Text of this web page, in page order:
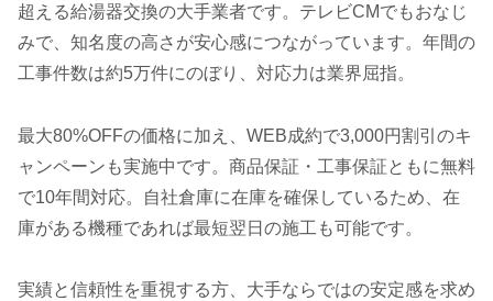
超える給湯器交換の大手業者です。テレビCMでもおなじ
みで、知名度の高さが安心感につながっています。年間の
工事件数は約5万件にのぼり、対応力は業界屈指。
最大80%OFFの価格に加え、WEB成約で3,000円割引のキ
ャンペーンも実施中です。商品保証・工事保証ともに無料
で10年間対応。自社倉庫に在庫を確保しているため、在
庫がある機種であれば最短翌日の施工も可能です。
実績と信頼性を重視する方、大手ならではの安定感を求め